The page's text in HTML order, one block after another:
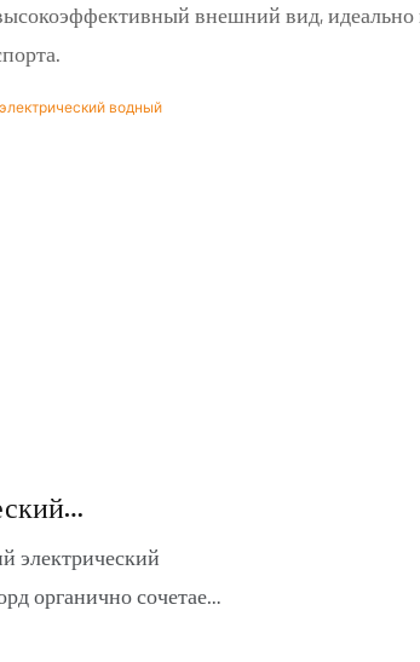
внешний вид, идеально
Водный
электрический
органично сочетает